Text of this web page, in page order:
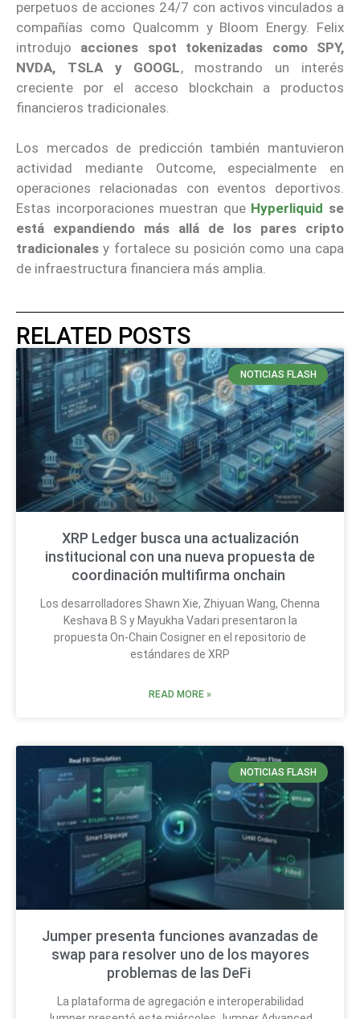
perpetuos de acciones 24/7 con activos vinculados a
compañías como Qualcomm y Bloom Energy. Felix
introdujo acciones spot tokenizadas como SPY,
NVDA, TSLA y GOOGL, mostrando un interés
creciente por el acceso blockchain a productos
financieros tradicionales.
Los mercados de predicción también mantuvieron
actividad mediante Outcome, especialmente en
operaciones relacionadas con eventos deportivos.
Estas incorporaciones muestran que Hyperliquid se
está expandiendo más allá de los pares cripto
tradicionales y fortalece su posición como una capa
de infraestructura financiera más amplia.
RELATED POSTS
NOTICIAS FLASH
XRP Ledger busca una actualización
institucional con una nueva propuesta de
coordinación multifirma onchain
Los desarrolladores Shawn Xie, Zhiyuan Wang, Chenna
Keshava B S y Mayukha Vadari presentaron la
propuesta On-Chain Cosigner en el repositorio de
estándares de XRP
READ MORE »
NOTICIAS FLASH
Jumper presenta funciones avanzadas de
swap para resolver uno de los mayores
problemas de las DeFi
La plataforma de agregación e interoperabilidad